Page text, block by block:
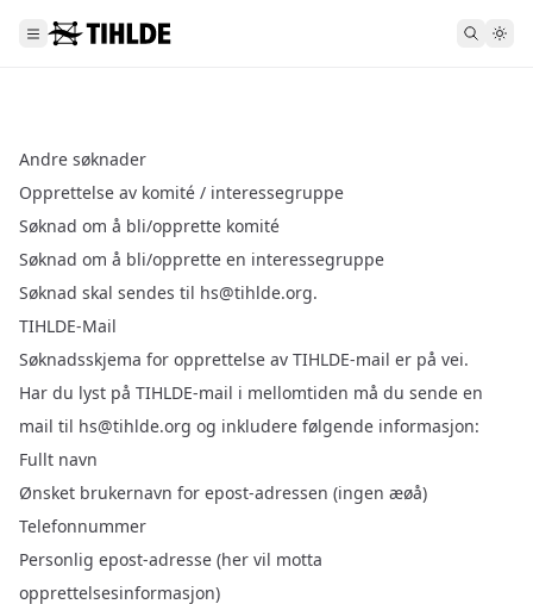
Andre søknader
Opprettelse av komité / interessegruppe
Søknad om å bli/opprette komité
Søknad om å bli/opprette en interessegruppe
Søknad skal sendes til hs@tihlde.org.
TIHLDE-Mail
Søknadsskjema for opprettelse av TIHLDE-mail er på vei.
Har du lyst på TIHLDE-mail i mellomtiden må du sende en
mail til hs@tihlde.org og inkludere følgende informasjon:
Fullt navn
Ønsket brukernavn for epost-adressen (ingen æøå)
Telefonnummer
Personlig epost-adresse (her vil motta
opprettelsesinformasjon)